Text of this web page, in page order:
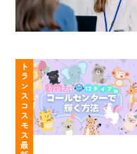
モ
ス
ン
タ
ク
ト
セ
ン
タ
ト
ラ
ン
ス
コ
ス
モ
ス
最
物
占
い
12
タ
イ
プ